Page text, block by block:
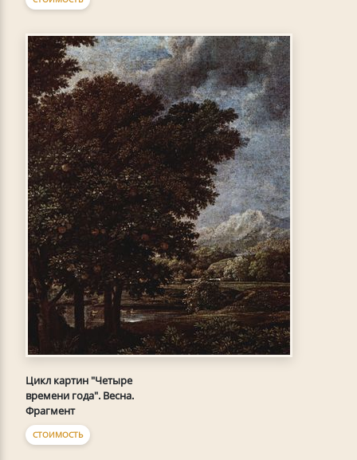
Цикл картин "Четыре
времени года". Весна.
Фрагмент
СТОИМОСТЬ